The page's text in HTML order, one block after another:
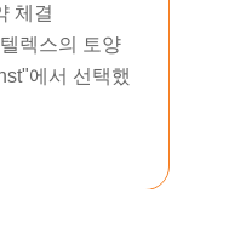
체결
렉스의 토양
에서 선택했